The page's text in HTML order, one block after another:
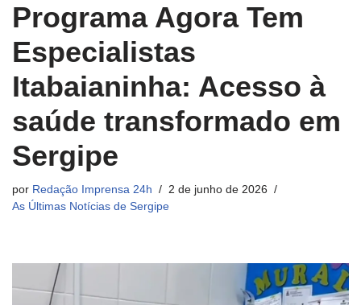
Programa Agora Tem
Especialistas
Itabaianinha: Acesso à
saúde transformado em
Sergipe
por Redação Imprensa 24h
2 de junho de 2026
As Últimas Notícias de Sergipe